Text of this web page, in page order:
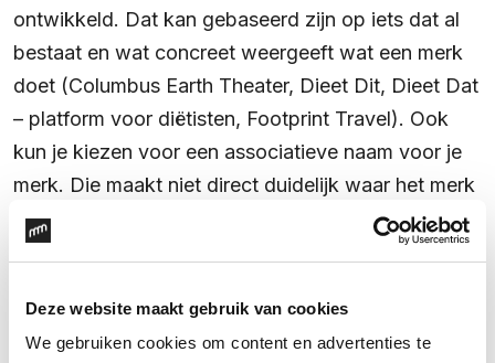
Deze website maakt gebruik van cookies
We gebruiken cookies om content en advertenties te
ontwikkeld. Dat kan gebaseerd zijn op iets dat al
bestaat en wat concreet weergeeft wat een merk
doet (Columbus Earth Theater, Dieet Dit, Dieet Dat
– platform voor diëtisten, Footprint Travel). Ook
kun je kiezen voor een associatieve naam voor je
merk. Die maakt niet direct duidelijk waar het merk
voor staat, maar bevat wel een klank, energie of
emotie die past bij het karakter van het merk
het nog belangrijker om het merk in beleving vanaf
de introductie van de naam sterk te laden en de